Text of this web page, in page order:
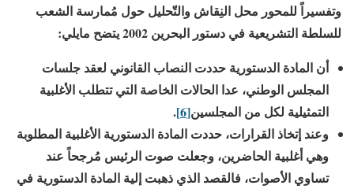
وتفسيراً للمحور محل النِقاش والتّحليل حول مُمارسة الشعب
للسلطة التشريعية في دستور البحرين 2002يتضح مايلي:
أن المادة الدستورية حددت النصاب القانوني لعقد جلسات
المجلس الوطني، عدا الحالات الخاصة التي تتطلب الأغلبية
التمثيلية لكل من المجلسين[6]
.
وعند إتخاذ القرارات، حددت المادة الدستورية الأغلبية المطلوبة
وهي أغلبية الحاضرين، وجعلت صوت الرئيس مُرجحاً عند
تساوي الأصوات، فالقصد الذي ذهبت إلية المادة الدستورية في